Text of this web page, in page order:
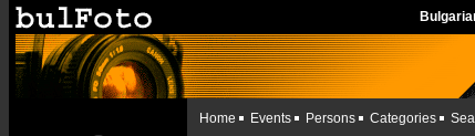
Home Events Persons Categories